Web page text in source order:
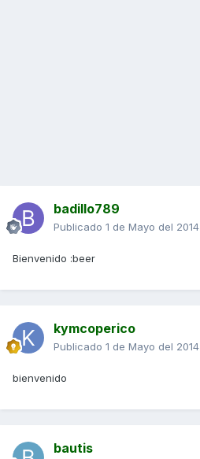
badillo789
Publicado 1 de Mayo del 2014
Bienvenido :beer
kymcoperico
Publicado 1 de Mayo del 2014
bienvenido
bautis